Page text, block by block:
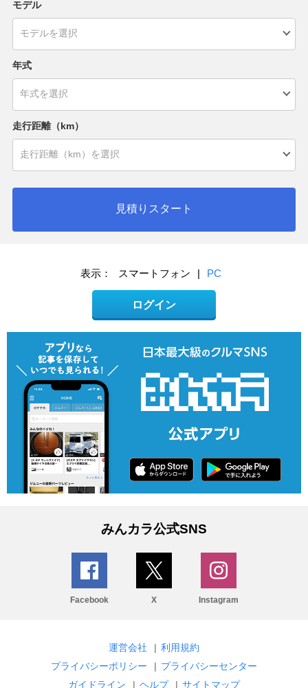
モデル
年式
走行距離（km）
見積りスタート
表示： スマートフォン | PC
ログイン
みんカラ公式SNS
Facebook X Instagram
運営会社 | 利用規約
プライバシーポリシー
| プライバシーセンター
ガイドライン
| ヘルプ | サイトマップ